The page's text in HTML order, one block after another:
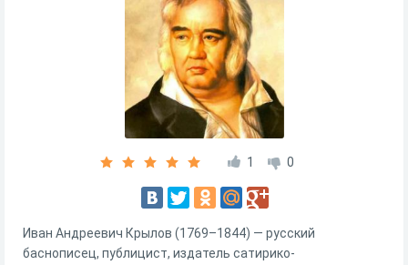
1 0
Иван Андреевич Крылов (1769–1844) — русский
баснописец, публицист, издатель сатирико-